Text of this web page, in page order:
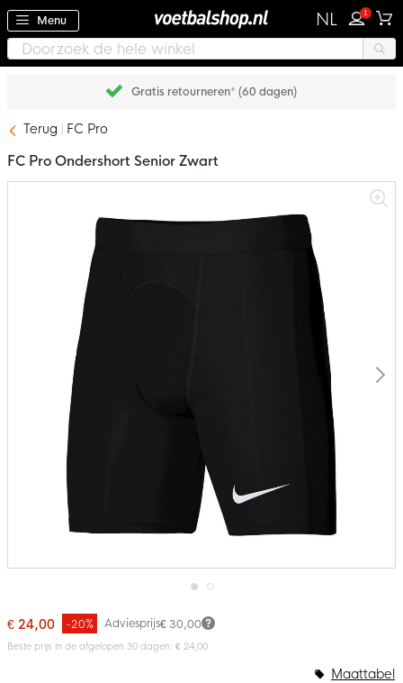
Menu NL 1
Gratis retourneren* (60 dagen)
Terug FC Pro
naar
begin
FC Pro Ondershort Senior Zwart
€ 24,00 Adviesprijs€ 30,00
-20%
Beste prijs in de afgelopen 30 dagen: € 24,00
Maattabel